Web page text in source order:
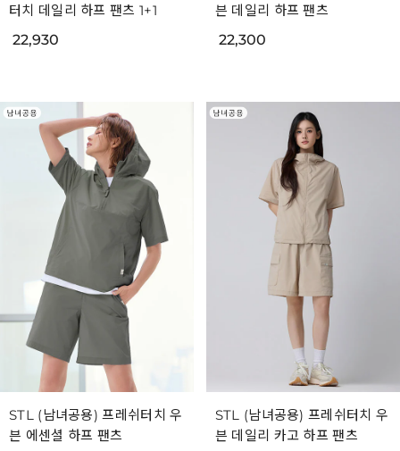
터치 데일리 하프 팬츠 1+1
22,930
븐 데일리 하프 팬츠
22,300
STL (남녀공용) 프레쉬터치 우
븐 에센셜 하프 팬츠
STL (남녀공용) 프레쉬터치 우
븐 데일리 카고 하프 팬츠